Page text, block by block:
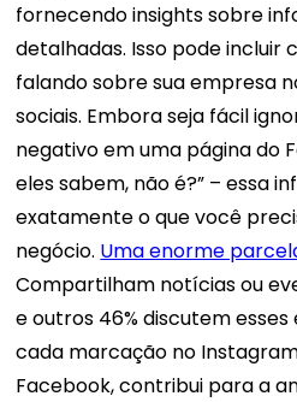
fornecendo insights sobre
detalhadas. Isso pode incluir
falando sobre sua empresa
sociais. Embora seja fácil
negativo em uma página do
eles sabem, não é?” – essa
exatamente o que você
negócio. Uma enorme
Compartilham notícias ou
e outros 46% discutem
cada marcação no
Facebook, contribui para a